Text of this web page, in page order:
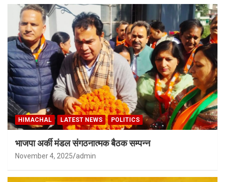
HIMACHAL LATEST NEWS POLITICS
भाजपा अर्की मंडल संगठनात्मक बैठक सम्पन्न
November 4, 2025 admin